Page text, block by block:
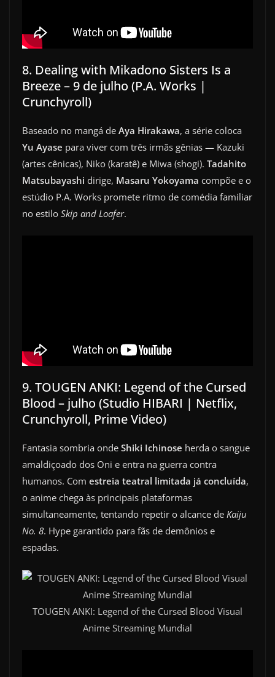
8. Dealing with Mikadono Sisters Is a
Breeze – 9 de julho (P.A. Works |
Crunchyroll)
Baseado no mangá de Aya Hirakawa, a série coloca
Yu Ayase para viver com três irmãs gênias — Kazuki
(artes cênicas), Niko (karatê) e Miwa (shogi). Tadahito
Matsubayashi dirige, Masaru Yokoyama compõe e o
estúdio P.A. Works promete ritmo de comédia familiar
no estilo Skip and Loafer.
9. TOUGEN ANKI: Legend of the Cursed
Blood – julho (Studio HIBARI | Netflix,
Crunchyroll, Prime Video)
Fantasia sombria onde Shiki Ichinose herda o sangue
amaldiçoado dos Oni e entra na guerra contra
humanos. Com estreia teatral limitada já concluída,
o anime chega às principais plataformas
simultaneamente, tentando repetir o alcance de Kaiju
No. 8. Hype garantido para fãs de demônios e
espadas.
TOUGEN ANKI: Legend of the Cursed Blood Visual
Anime Streaming Mundial